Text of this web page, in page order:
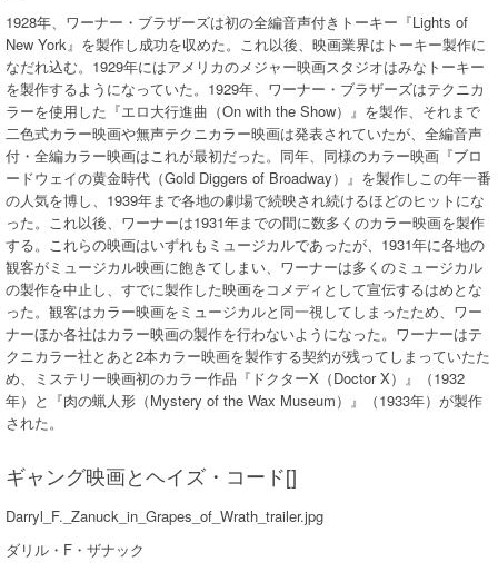
1928年、ワーナー・ブラザーズは初の全編音声付きトーキー『Lights of
New York』を製作し成功を収めた。これ以後、映画業界はトーキー製作に
なだれ込む。1929年にはアメリカのメジャー映画スタジオはみなトーキー
を製作するようになっていた。1929年、ワーナー・ブラザーズはテクニカ
ラーを使用した『エロ大行進曲（On with the Show）』を製作、それまで
二色式カラー映画や無声テクニカラー映画は発表されていたが、全編音声
付・全編カラー映画はこれが最初だった。同年、同様のカラー映画『ブロ
ードウェイの黄金時代（Gold Diggers of Broadway）』を製作しこの年一番
の人気を博し、1939年まで各地の劇場で続映され続けるほどのヒットにな
った。これ以後、ワーナーは1931年までの間に数多くのカラー映画を製作
する。これらの映画はいずれもミュージカルであったが、1931年に各地の
観客がミュージカル映画に飽きてしまい、ワーナーは多くのミュージカル
の製作を中止し、すでに製作した映画をコメディとして宣伝するはめとな
った。観客はカラー映画をミュージカルと同一視してしまったため、ワー
ナーほか各社はカラー映画の製作を行わないようになった。ワーナーはテ
クニカラー社とあと2本カラー映画を製作する契約が残ってしまっていたた
め、ミステリー映画初のカラー作品『ドクターX（Doctor X）』（1932
年）と『肉の蝋人形（Mystery of the Wax Museum）』（1933年）が製作
された。
ギャング映画とヘイズ・コード[]
Darryl_F._Zanuck_in_Grapes_of_Wrath_trailer.jpg
ダリル・F・ザナック